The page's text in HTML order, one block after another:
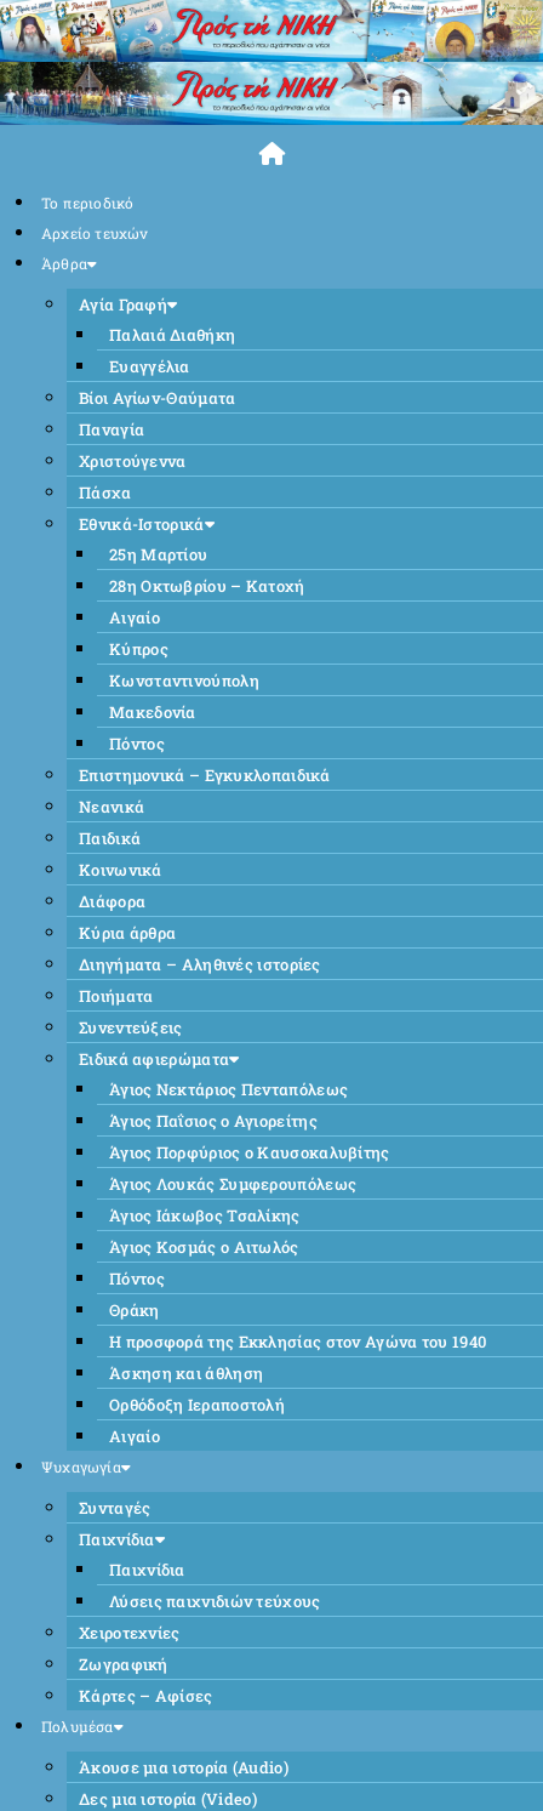
Skip
to
content
Το περιοδικό
Αρχείο τευχών
Άρθρα
Αγία Γραφή
Παλαιά Διαθήκη
Ευαγγέλια
Βίοι Αγίων-Θαύματα
Παναγία
Χριστούγεννα
Πάσχα
Εθνικά-Ιστορικά
25η Μαρτίου
28η Οκτωβρίου – Κατοχή
Αιγαίο
Κύπρος
Κωνσταντινούπολη
Μακεδονία
Πόντος
Επιστημονικά – Εγκυκλοπαιδικά
Νεανικά
Παιδικά
Κοινωνικά
Διάφορα
Κύρια άρθρα
Διηγήματα – Αληθινές ιστορίες
Ποιήματα
Συνεντεύξεις
Ειδικά αφιερώματα
Άγιος Νεκτάριος Πενταπόλεως
Άγιος Παΐσιος ο Αγιορείτης
Άγιος Πορφύριος ο Καυσοκαλυβίτης
Άγιος Λουκάς Συμφερουπόλεως
Άγιος Ιάκωβος Τσαλίκης
Άγιος Κοσμάς ο Αιτωλός
Πόντος
Θράκη
Η προσφορά της Εκκλησίας στον Αγώνα του 1940
Άσκηση και άθληση
Ορθόδοξη Ιεραποστολή
Αιγαίο
Ψυχαγωγία
Συνταγές
Παιχνίδια
Παιχνίδια
Λύσεις παιχνιδιών τεύχους
Χειροτεχνίες
Ζωγραφική
Κάρτες – Αφίσες
Πολυμέσα
Άκουσε μια ιστορία (Audio)
Δες μια ιστορία (Video)